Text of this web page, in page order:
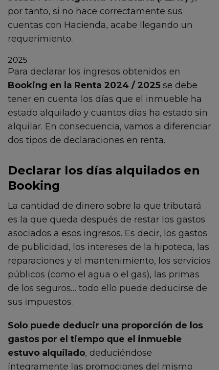
por tanto, si no hace correctamente sus
cuentas con Hacienda, acabe llegando un
requerimiento.
2025
Para declarar los ingresos obtenidos en
Booking en la Renta 2024 / 2025 se debe
tener en cuenta los días que el inmueble ha
estado alquilado y cuantos días ha estado sin
alquilar. En consecuencia, vamos a diferenciar
dos tipos de declaraciones en renta.
Declarar los días alquilados en
Booking
La cantidad de dinero sobre la que tributará
es la que queda después de restar los gastos
asociados a esos ingresos. Es decir, los gastos
de publicidad, los intereses de la hipoteca, las
reparaciones y el mantenimiento, los servicios
públicos (como el agua o el gas), las primas
de los seguros… todo ello puede deducirse de
sus impuestos.
Solo puede deducir una proporción de los
gastos por el tiempo que el inmueble
estuvo alquilado, deduciéndose
íntegramente las promociones del mismo